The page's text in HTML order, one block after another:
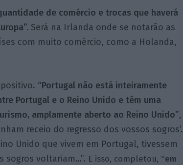
de comércio e trocas que haverá
Será na Irlanda onde se notarão as
com muito comércio, como a Holanda,
“Portugal não está inteiramente
Portugal e o Reino Unido e têm uma
amplamente aberto ao Reino Unido”,
receio do regresso dos vossos sogros’.
Unido que vivem em Portugal, tivessem
sogros voltariam…”. E isso, completou, “em